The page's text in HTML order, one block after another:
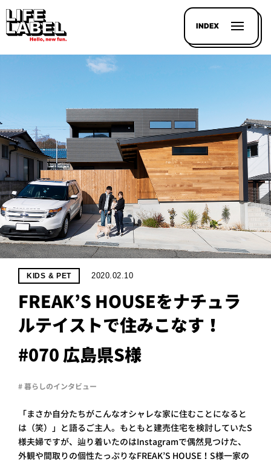
INDEX
記事を
探す
LL
HOUSE
LINE-
UP
WHAT’S
LIFE
LABEL
はい
いいえ
KIDS & PET 2020.02.10
FREAK’S HOUSEをナチュラ
ルテイストで住みこなす！
#070 広島県S様
# 暮らしのインタビュー
「まさか自分たちがこんなオシャレな家に住むことになると
は（笑）」と語るご主人。もともと建売住宅を検討していたS
様夫婦ですが、辿り着いたのはInstagramで偶然見つけた、
外観や間取りの個性たっぷりなFREAK’S HOUSE！S様一家の